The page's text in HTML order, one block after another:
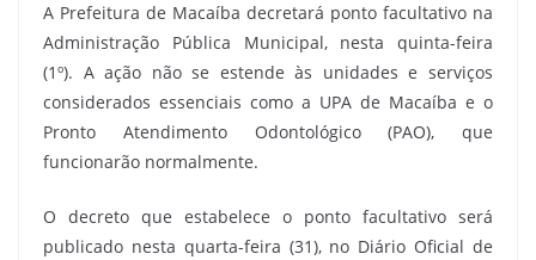
A Prefeitura de Macaíba decretará ponto facultativo na
Administração Pública Municipal, nesta quinta-feira
(1º). A ação não se estende às unidades e serviços
considerados essenciais como a UPA de Macaíba e o
Pronto Atendimento Odontológico (PAO), que
funcionarão normalmente.
O decreto que estabelece o ponto facultativo será
publicado nesta quarta-feira (31), no Diário Oficial de